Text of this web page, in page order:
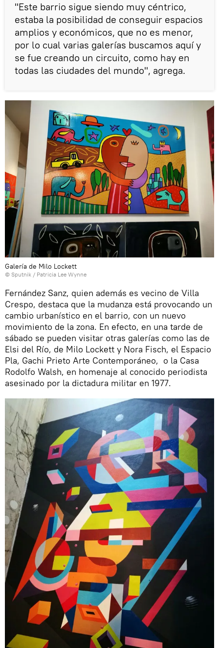
"Este barrio sigue siendo muy céntrico,
estaba la posibilidad de conseguir espacios
amplios y económicos, que no es menor,
por lo cual varias galerías buscamos aquí y
se fue creando un circuito, como hay en
todas las ciudades del mundo", agrega.
Galería de Milo Lockett
© Sputnik / Patricia Lee Wynne
Fernández Sanz, quien además es vecino de Villa
Crespo, destaca que la mudanza está provocando un
cambio urbanístico en el barrio, con un nuevo
movimiento de la zona. En efecto, en una tarde de
sábado se pueden visitar otras galerías como las de
Elsi del Río, de Milo Lockett y Nora Fisch, el Espacio
Pla, Gachi Prieto Arte Contemporáneo, o la Casa
Rodolfo Walsh, en homenaje al conocido periodista
asesinado por la dictadura militar en 1977.